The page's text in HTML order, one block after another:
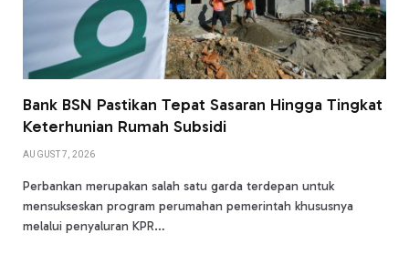
Bank BSN Pastikan Tepat Sasaran Hingga Tingkat
Keterhunian Rumah Subsidi
AUGUST 7, 2026
Perbankan merupakan salah satu garda terdepan untuk
mensukseskan program perumahan pemerintah khususnya
melalui penyaluran KPR…